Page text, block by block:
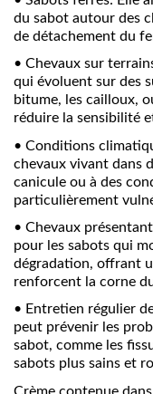
du sabot autour des
de détachement du
• Chevaux sur
qui évoluent sur des
bitume, les cailloux,
réduire la sensibilité
• Conditions
chevaux vivant dans
canicule ou à des
particulièrement
• Chevaux
pour les sabots qui
dégradation, offrant
renforcent la corne
• Entretien régulier
peut prévenir les
sabot, comme les
sabots plus sains et